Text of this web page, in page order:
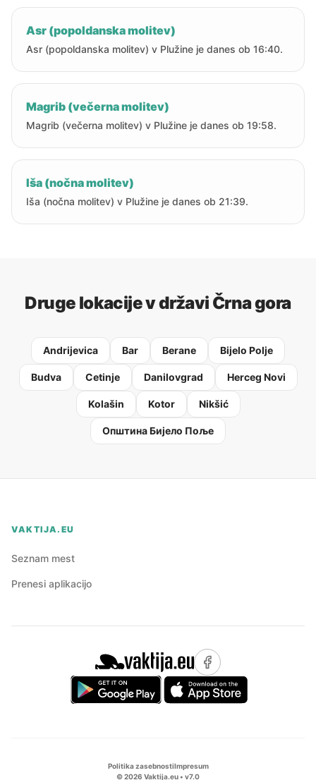
Asr (popoldanska molitev)
Asr (popoldanska molitev) v Plužine je danes ob 16:40.
Magrib (večerna molitev)
Magrib (večerna molitev) v Plužine je danes ob 19:58.
Iša (nočna molitev)
Iša (nočna molitev) v Plužine je danes ob 21:39.
Druge lokacije v državi Črna gora
Andrijevica Bar Berane Bijelo Polje
Budva Cetinje Danilovgrad Herceg Novi
Kolašin Kotor Nikšić
Oпштина Бијело Поље
VAKTIJA.EU
Seznam mest
Prenesi aplikacijo
Politika zasebnostiImpresum
©2026 Vaktija.eu • v7.0